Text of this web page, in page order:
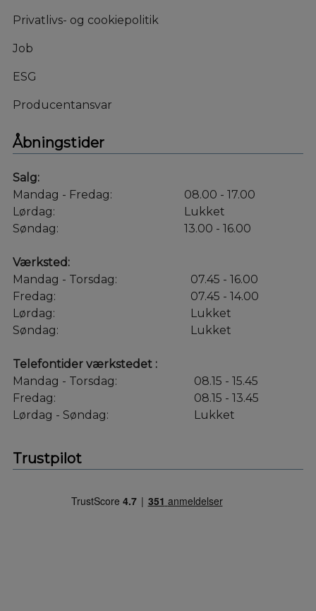
Privatlivs- og cookiepolitik
Job
ESG
Producentansvar
Åbningstider
Salg:
Mandag - Fredag:
08.00 - 17.00
Lørdag:
Lukket
Søndag:
13.00 - 16.00
Værksted:
Mandag - Torsdag:
07.45 - 16.00
Fredag:
07.45 - 14.00
Lørdag:
Lukket
Søndag:
Lukket
Telefontider værkstedet :
Mandag - Torsdag:
08.15 - 15.45
Fredag:
08.15 - 13.45
Lørdag - Søndag:
Lukket
Trustpilot